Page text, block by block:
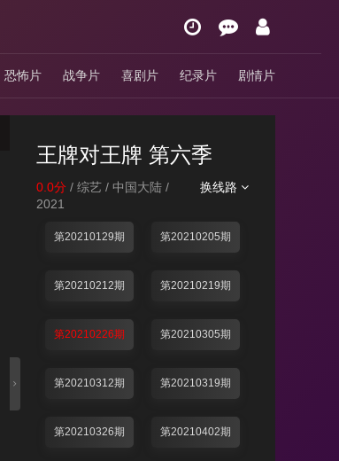
恐怖片 战争片 喜剧片 纪录片 剧情片
王牌对王牌 第六季
换线路
0.0分 / 综艺 / 中国大陆 /
2021
第20210129期 第20210205期
第20210212期 第20210219期
第20210226期 第20210305期
第20210312期 第20210319期
第20210326期 第20210402期